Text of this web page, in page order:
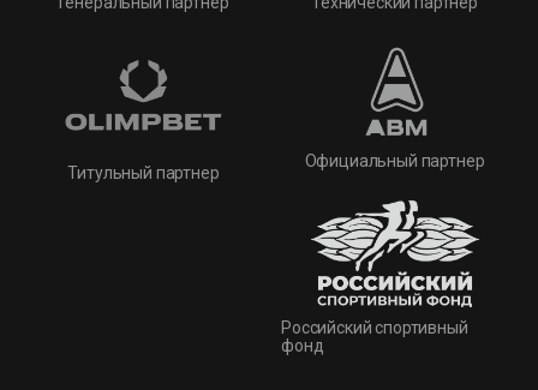
Титульный партнер
Официальный партнер
Российский спортивный
фонд